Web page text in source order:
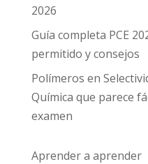
2026
Guía completa PCE
permitido y consejos
Polímeros en
Química que parece
examen
Aprender a aprender